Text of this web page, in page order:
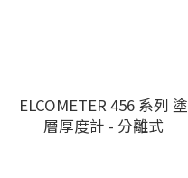
ELCOMETER 456 系列 塗
層厚度計 - 分離式